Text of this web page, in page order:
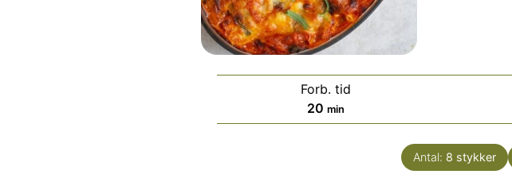
Forb. tid
20 minutter
min
Antal: 8 stykker